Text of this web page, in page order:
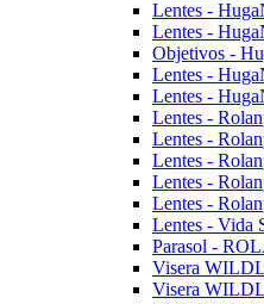
Lentes -
Lentes -
Objetivos -
Lentes -
Lentes -
Lentes -
Lentes -
Lentes -
Lentes -
Lentes -
Lentes - Vida
Parasol -
Visera
Visera